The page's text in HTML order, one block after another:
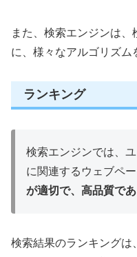
また、検索エンジンは
に、様々なアルゴリズム
ランキング
検索エンジンでは、
に関連するウェブペ
が適切で、高品質で
検索結果のランキングは